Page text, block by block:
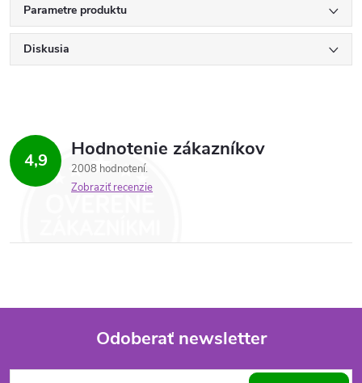
Parametre produktu
Diskusia
4,9 Hodnotenie zákazníkov
2008 hodnotení
Zobraziť recenzie
Odoberať newsletter